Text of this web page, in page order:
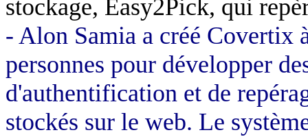
stockage, Easy2Pick, qui
- Alon Samia a créé Covertix
personnes pour développer
d'authentification et de
stockés sur le web. Le